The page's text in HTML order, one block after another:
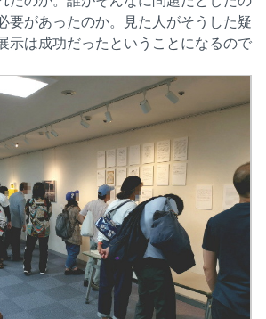
要があったのか。見た人がそうした疑
示は成功だったということになるので